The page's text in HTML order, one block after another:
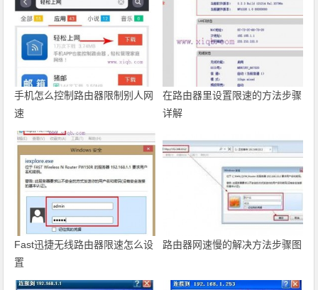
手机怎么控制路由器限制别人网
速
在路由器里设置限速的方法步骤
详解
Fast迅捷无线路由器限速怎么设
置
路由器网速慢的解决方法步骤图